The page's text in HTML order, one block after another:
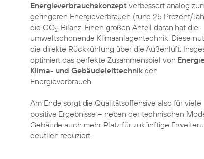
Energieverbrauchskonzept verbessert analog
geringeren Energieverbrauch (rund 25 Prozent/
die CO2-Bilanz. Einen großen Anteil daran hat die
umweltschonende Klimaanlagentechnik. Diese
die direkte Rückkühlung über die Außenluft.
optimiert das perfekte Zusammenspiel von
Klima- und Gebäudeleittechnik den
Energieverbrauch.
Am Ende sorgt die Qualitätsoffensive also für viele
positive Ergebnisse – neben der technischen
Gebäude auch mehr Platz für zukünftige
deutlich reduziert.